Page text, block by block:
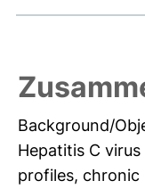
Background/
Hepatitis C
profiles, chronic